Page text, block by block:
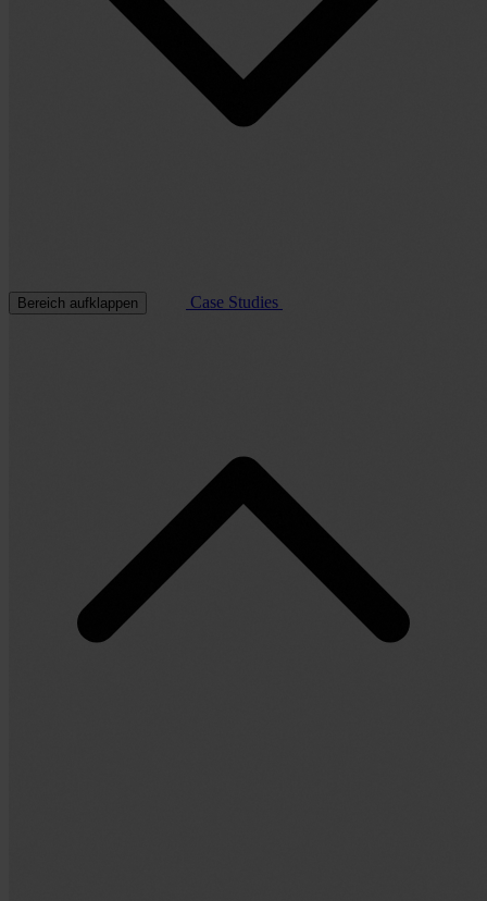
Bereich aufklappen Case Studies